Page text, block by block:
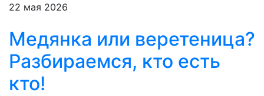
22 мая 2026
Медянка или веретеница?
Разбираемся, кто есть
кто!